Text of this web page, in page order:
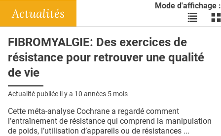
DOSSIERS
RÉSEAUX
E-REVUE SAD
L'APP
PUBLICITÉ
Mode d'affichage :
Voir
les
liste
les
Actualités
FIBROMYALGIE: Des exercices de
résistance pour retrouver une qualité
de vie
Actualité publiée il y a 10 années 5 mois
Cette méta-analyse Cochrane a regardé comment
l’entraînement de résistance qui comprend la manipulation
de poids, l’utilisation d’appareils ou de résistances ...